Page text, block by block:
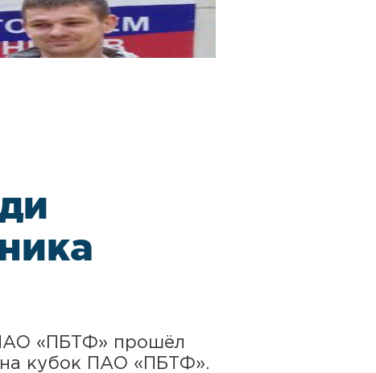
«ПБТФ» прошёл
кубок ПАО «ПБТФ».